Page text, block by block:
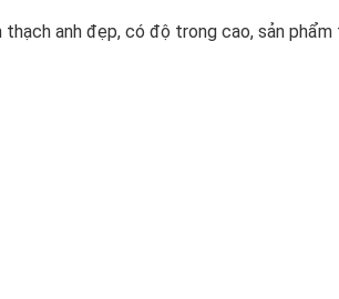
anh đẹp, có độ trong cao, sản